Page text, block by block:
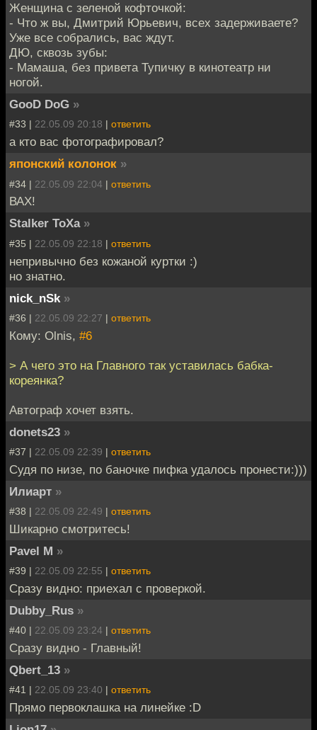
Женщина с зеленой кофточкой:
- Что ж вы, Дмитрий Юрьевич, всех задерживаете?
Уже все собрались, вас ждут.
ДЮ, сквозь зубы:
- Мамаша, без привета Тупичку в кинотеатр ни
ногой.
GooD DoG »
#33 | 22.05.09 20:18 | ответить
а кто вас фотографировал?
японский колонок »
#34 | 22.05.09 22:04 | ответить
ВАХ!
Stalker ToXa »
#35 | 22.05.09 22:18 | ответить
непривычно без кожаной куртки :)
но знатно.
nick_nSk »
#36 | 22.05.09 22:27 | ответить
Кому: Olnis, #6
> А чего это на Главного так уставилась бабка-
кореянка?
Автограф хочет взять.
donets23 »
#37 | 22.05.09 22:39 | ответить
Судя по низе, по баночке пифка удалось пронести:)))
Илиарт »
#38 | 22.05.09 22:49 | ответить
Шикарно смотритесь!
Pavel M »
#39 | 22.05.09 22:55 | ответить
Сразу видно: приехал с проверкой.
Dubby_Rus »
#40 | 22.05.09 23:24 | ответить
Сразу видно - Главный!
Qbert_13 »
#41 | 22.05.09 23:40 | ответить
Прямо первоклашка на линейке :D